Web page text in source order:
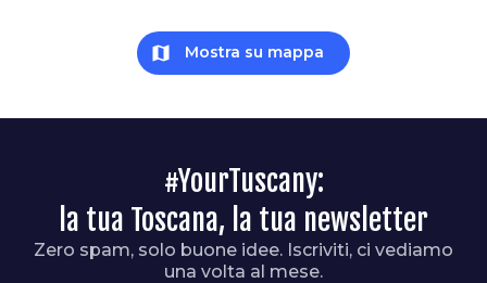
map Mostra su mappa
#YourTuscany:
la tua Toscana, la tua newsletter
Zero spam, solo buone idee. Iscriviti, ci vediamo
una volta al mese.